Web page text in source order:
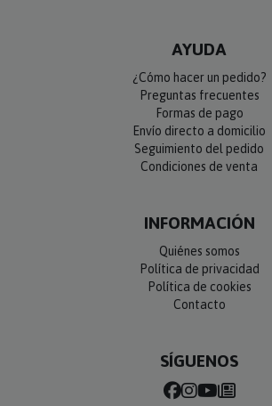
AYUDA
¿Cómo hacer un pedido?
Preguntas frecuentes
Formas de pago
Envío directo a domicilio
Seguimiento del pedido
Condiciones de venta
INFORMACIÓN
Quiénes somos
Política de privacidad
Política de cookies
Contacto
SÍGUENOS